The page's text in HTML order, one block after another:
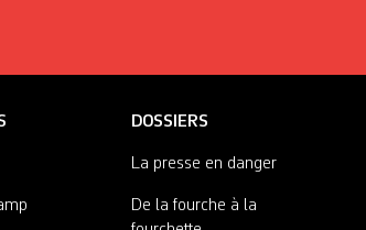
DOSSIERS
La presse en danger
De la fourche à la